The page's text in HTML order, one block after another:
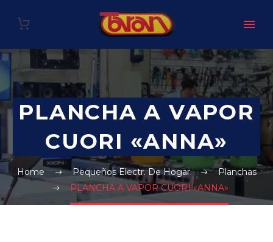
PLANCHA A VAPOR
CUORI «ANNA»
Home Pequeños Electr. De Hogar
Planchas
PLANCHA A VAPOR CUORI «ANNA»